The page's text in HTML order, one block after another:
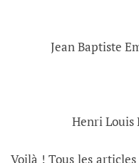
Jean Baptiste
Henri Louis
Voilà ! Tous les